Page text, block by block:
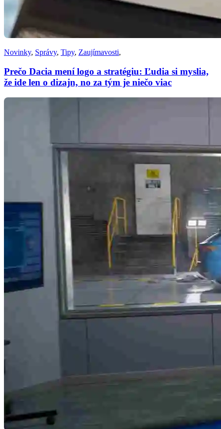
Novinky, Správy, Tipy, Zaujímavosti,
Prečo Dacia mení logo a stratégiu: Ľudia si myslia,
že ide len o dizajn, no za tým je niečo viac